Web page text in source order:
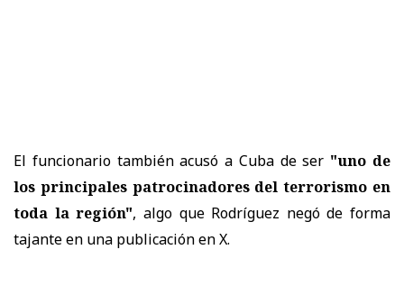
El funcionario también acusó a Cuba de ser "uno de
los principales patrocinadores del terrorismo en
toda la región", algo que Rodríguez negó de forma
tajante en una publicación en X.